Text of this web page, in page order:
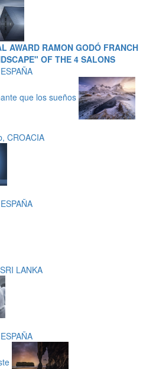
AWARD RAMON GODÓ FRANCH
OF THE 4 SALONS
que los sueños
CROACIA
LANKA